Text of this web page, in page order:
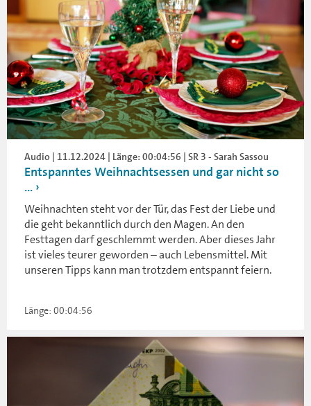
Audio | 11.12.2024 | Länge: 00:04:56 | SR 3 - Sarah Sassou
Entspanntes Weihnachtsessen und gar nicht so
...
Weihnachten steht vor der Tür, das Fest der Liebe und
die geht bekanntlich durch den Magen. An den
Festtagen darf geschlemmt werden. Aber dieses Jahr
ist vieles teurer geworden – auch Lebensmittel. Mit
unseren Tipps kann man trotzdem entspannt feiern.
Länge: 00:04:56